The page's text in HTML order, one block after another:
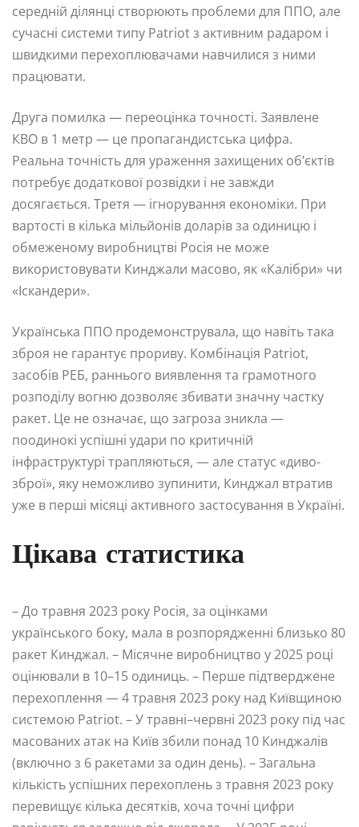
середній ділянці створюють проблеми для ППО, але
сучасні системи типу Patriot з активним радаром і
швидкими перехоплювачами навчилися з ними
працювати.
Друга помилка — переоцінка точності. Заявлене
КВО в 1 метр — це пропагандистська цифра.
Реальна точність для ураження захищених об’єктів
потребує додаткової розвідки і не завжди
досягається. Третя — ігнорування економіки. При
вартості в кілька мільйонів доларів за одиницю і
обмеженому виробництві Росія не може
використовувати Кинджали масово, як «Калібри» чи
«Іскандери».
Українська ППО продемонструвала, що навіть така
зброя не гарантує прориву. Комбінація Patriot,
засобів РЕБ, раннього виявлення та грамотного
розподілу вогню дозволяє збивати значну частку
ракет. Це не означає, що загроза зникла —
поодинокі успішні удари по критичній
інфраструктурі трапляються, — але статус «диво-
зброї», яку неможливо зупинити, Кинджал втратив
уже в перші місяці активного застосування в Україні.
Цікава статистика
– До травня 2023 року Росія, за оцінками
українського боку, мала в розпорядженні близько 80
ракет Кинджал. – Місячне виробництво у 2025 році
оцінювали в 10–15 одиниць. – Перше підтверджене
перехоплення — 4 травня 2023 року над Київщиною
системою Patriot. – У травні–червні 2023 року під час
масованих атак на Київ збили понад 10 Кинджалів
(включно з 6 ракетами за один день). – Загальна
кількість успішних перехоплень з травня 2023 року
перевищує кілька десятків, хоча точні цифри